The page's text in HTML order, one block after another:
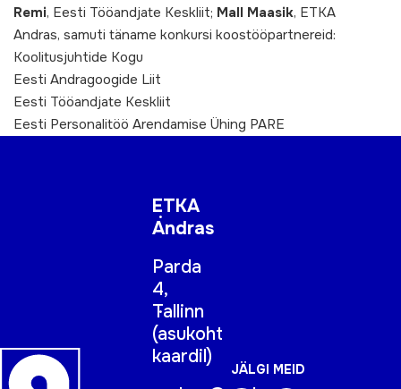
Remi, Eesti Tööandjate Keskliit; Mall Maasik, ETKA
Andras, samuti täname konkursi koostööpartnereid:
Koolitusjuhtide Kogu
Eesti Andragoogide Liit
Eesti Tööandjate Keskliit
Eesti Personalitöö Arendamise Ühing PARE
ETKA
Andras
Parda
4,
Tallinn
(asukoht
kaardil)
JÄLGI MEID